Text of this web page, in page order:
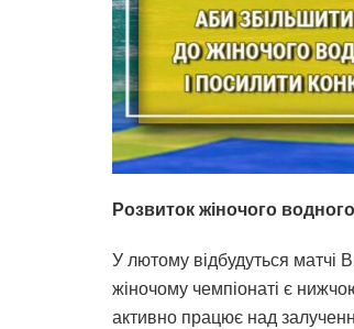
Розвиток жіночого
У лютому відбудуться матчі
жіночому чемпіонаті є
активно працює над